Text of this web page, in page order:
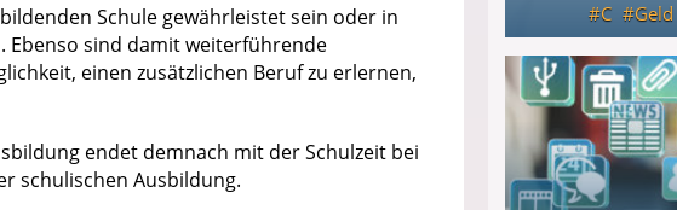
Schule gewährleistet sein oder in
Ebenso sind damit weiterführende
einen zusätzlichen Beruf zu erlernen,
endet demnach mit der Schulzeit bei
schulischen Ausbildung.
C
Produkttester werden und Geld verdienen ↻ Täglich neue